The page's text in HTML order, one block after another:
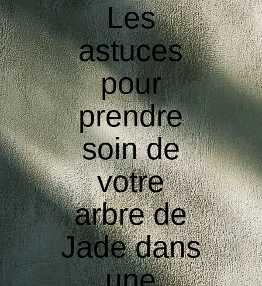
Les
astuces
pour
prendre
soin de
votre
arbre de
Jade dans